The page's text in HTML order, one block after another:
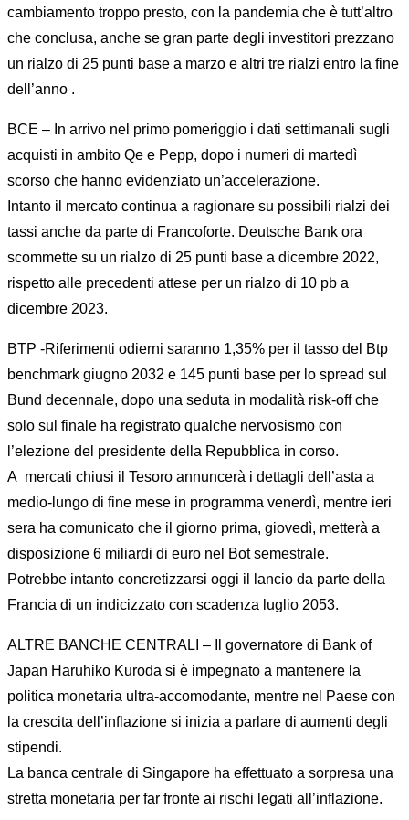
cambiamento troppo presto, con la pandemia che è tutt’altro
che conclusa, anche se gran parte degli investitori prezzano
un rialzo di 25 punti base a marzo e altri tre rialzi entro la fine
dell’anno .
BCE – In arrivo nel primo pomeriggio i dati settimanali sugli
acquisti in ambito Qe e Pepp, dopo i numeri di martedì
scorso che hanno evidenziato un’accelerazione.
Intanto il mercato continua a ragionare su possibili rialzi dei
tassi anche da parte di Francoforte. Deutsche Bank ora
scommette su un rialzo di 25 punti base a dicembre 2022,
rispetto alle precedenti attese per un rialzo di 10 pb a
dicembre 2023.
BTP -Riferimenti odierni saranno 1,35% per il tasso del Btp
benchmark giugno 2032 e 145 punti base per lo spread sul
Bund decennale, dopo una seduta in modalità risk-off che
solo sul finale ha registrato qualche nervosismo con
l’elezione del presidente della Repubblica in corso.
A mercati chiusi il Tesoro annuncerà i dettagli dell’asta a
medio-lungo di fine mese in programma venerdì, mentre ieri
sera ha comunicato che il giorno prima, giovedì, metterà a
disposizione 6 miliardi di euro nel Bot semestrale.
Potrebbe intanto concretizzarsi oggi il lancio da parte della
Francia di un indicizzato con scadenza luglio 2053.
ALTRE BANCHE CENTRALI – Il governatore di Bank of
Japan Haruhiko Kuroda si è impegnato a mantenere la
politica monetaria ultra-accomodante, mentre nel Paese con
la crescita dell’inflazione si inizia a parlare di aumenti degli
stipendi.
La banca centrale di Singapore ha effettuato a sorpresa una
stretta monetaria per far fronte ai rischi legati all’inflazione.